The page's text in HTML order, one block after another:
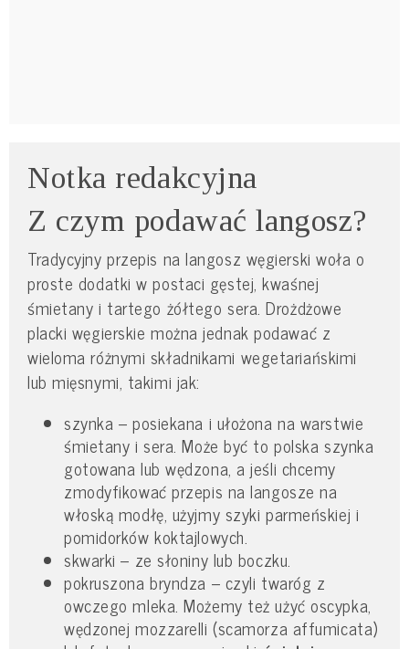
Notka redakcyjna
Z czym podawać langosz?
Tradycyjny przepis na langosz węgierski woła o
proste dodatki w postaci gęstej, kwaśnej
śmietany i tartego żółtego sera. Drożdżowe
placki węgierskie można jednak podawać z
wieloma różnymi składnikami wegetariańskimi
lub mięsnymi, takimi jak:
szynka – posiekana i ułożona na warstwie
śmietany i sera. Może być to polska szynka
gotowana lub wędzona, a jeśli chcemy
zmodyfikować przepis na langosze na
włoską modłę, użyjmy szyki parmeńskiej i
pomidorków koktajlowych.
skwarki – ze słoniny lub boczku.
pokruszona bryndza – czyli twaróg z
owczego mleka. Możemy też użyć oscypka,
wędzonej mozzarelli (scamorza affumicata)